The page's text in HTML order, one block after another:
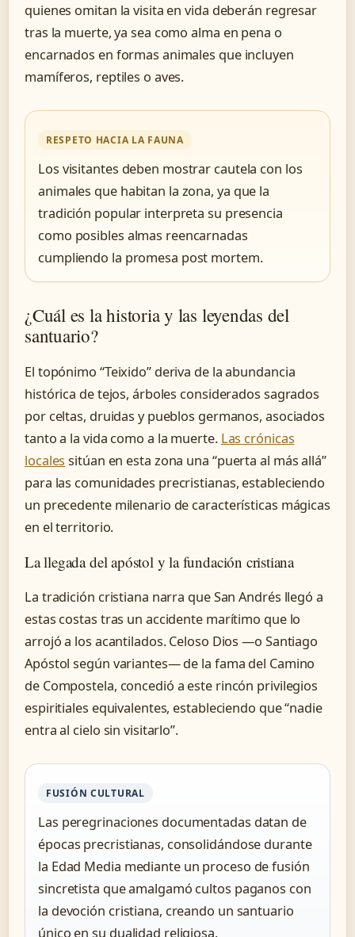
quienes omitan la visita en vida deberán regresar
tras la muerte, ya sea como alma en pena o
encarnados en formas animales que incluyen
mamíferos, reptiles o aves.
RESPETO HACIA LA FAUNA
Los visitantes deben mostrar cautela con los
animales que habitan la zona, ya que la
tradición popular interpreta su presencia
como posibles almas reencarnadas
cumpliendo la promesa post mortem.
¿Cuál es la historia y las leyendas del
santuario?
El topónimo “Teixido” deriva de la abundancia
histórica de tejos, árboles considerados sagrados
por celtas, druidas y pueblos germanos, asociados
tanto a la vida como a la muerte. Las crónicas
locales sitúan en esta zona una “puerta al más allá”
para las comunidades precristianas, estableciendo
un precedente milenario de características mágicas
en el territorio.
La llegada del apóstol y la fundación cristiana
La tradición cristiana narra que San Andrés llegó a
estas costas tras un accidente marítimo que lo
arrojó a los acantilados. Celoso Dios —o Santiago
Apóstol según variantes— de la fama del Camino
de Compostela, concedió a este rincón privilegios
espiritiales equivalentes, estableciendo que “nadie
entra al cielo sin visitarlo”.
FUSIÓN CULTURAL
Las peregrinaciones documentadas datan de
épocas precristianas, consolidándose durante
la Edad Media mediante un proceso de fusión
sincretista que amalgamó cultos paganos con
la devoción cristiana, creando un santuario
único en su dualidad religiosa.